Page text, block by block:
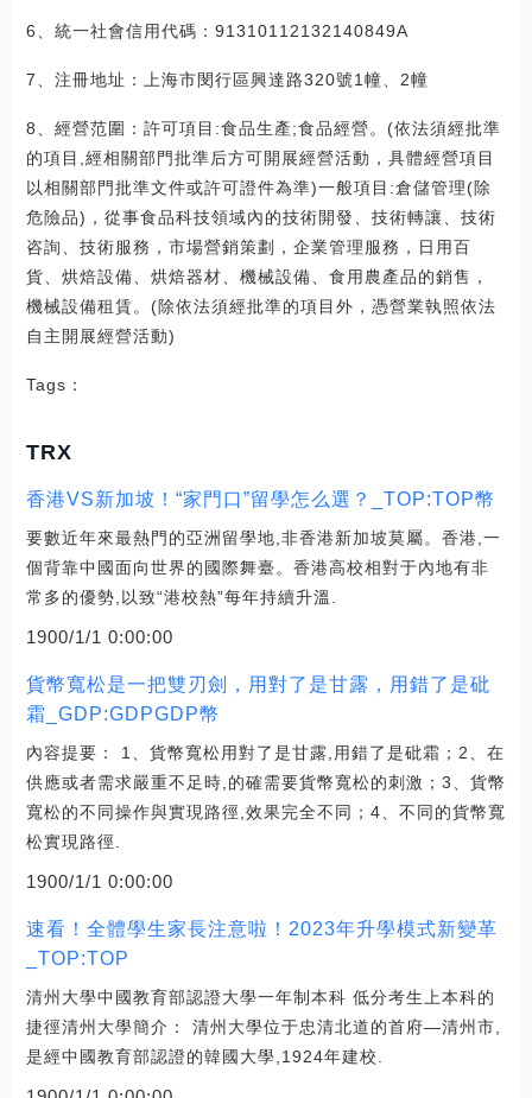
6、統一社會信用代碼：91310112132140849A
7、注冊地址：上海市閔行區興達路320號1幢、2幢
8、經營范圍：許可項目:食品生產;食品經營。(依法須經批準
的項目,經相關部門批準后方可開展經營活動，具體經營項目
以相關部門批準文件或許可證件為準)一般項目:倉儲管理(除
危險品)，從事食品科技領域內的技術開發、技術轉讓、技術
咨詢、技術服務，市場營銷策劃，企業管理服務，日用百
貨、烘焙設備、烘焙器材、機械設備、食用農產品的銷售，
機械設備租賃。(除依法須經批準的項目外，憑營業執照依法
自主開展經營活動)
Tags：
TRX
香港VS新加坡！“家門口”留學怎么選？_TOP:TOP幣
要數近年來最熱門的亞洲留學地,非香港新加坡莫屬。香港,一
個背靠中國面向世界的國際舞臺。香港高校相對于內地有非
常多的優勢,以致“港校熱”每年持續升溫.
1900/1/1 0:00:00
貨幣寬松是一把雙刃劍，用對了是甘露，用錯了是砒
霜_GDP:GDPGDP幣
內容提要： 1、貨幣寬松用對了是甘露,用錯了是砒霜；2、在
供應或者需求嚴重不足時,的確需要貨幣寬松的刺激；3、貨幣
寬松的不同操作與實現路徑,效果完全不同；4、不同的貨幣寬
松實現路徑.
1900/1/1 0:00:00
速看！全體學生家長注意啦！2023年升學模式新變革
_TOP:TOP
清州大學中國教育部認證大學一年制本科 低分考生上本科的
捷徑清州大學簡介： 清州大學位于忠清北道的首府—清州市,
是經中國教育部認證的韓國大學,1924年建校.